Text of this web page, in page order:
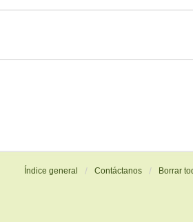
Índice general Contáctanos Borrar